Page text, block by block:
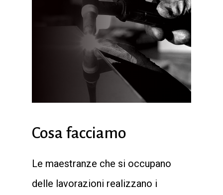
Cosa facciamo
Le maestranze che si occupano
delle lavorazioni realizzano i